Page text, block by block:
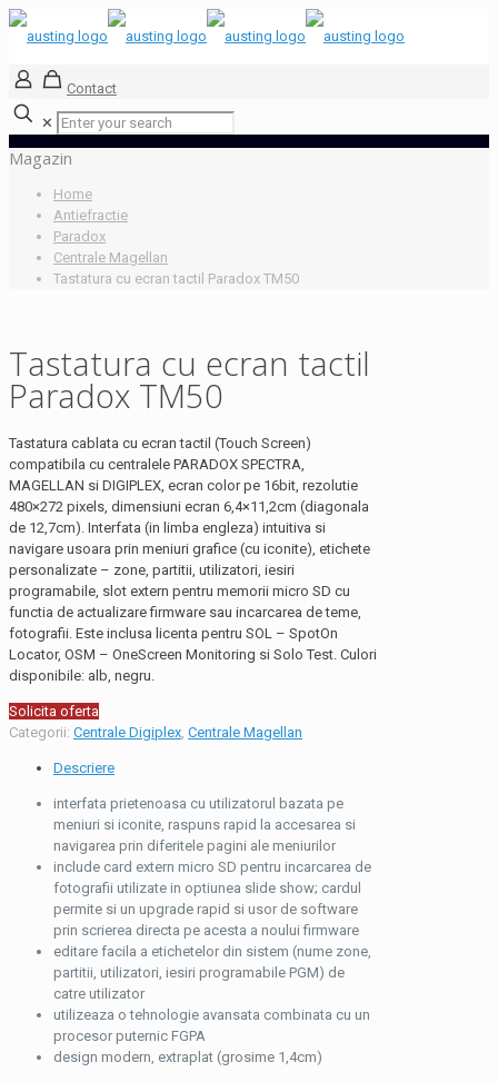
Contact
✕
Magazin
Home
Antiefractie
Paradox
Centrale Magellan
Tastatura cu ecran tactil Paradox TM50
Tastatura cu ecran tactil
Paradox TM50
Tastatura cablata cu ecran tactil (Touch Screen)
compatibila cu centralele PARADOX SPECTRA,
MAGELLAN si DIGIPLEX, ecran color pe 16bit, rezolutie
480×272 pixels, dimensiuni ecran 6,4×11,2cm (diagonala
de 12,7cm). Interfata (in limba engleza) intuitiva si
navigare usoara prin meniuri grafice (cu iconite), etichete
personalizate – zone, partitii, utilizatori, iesiri
programabile, slot extern pentru memorii micro SD cu
functia de actualizare firmware sau incarcarea de teme,
fotografii. Este inclusa licenta pentru SOL – SpotOn
Locator, OSM – OneScreen Monitoring si Solo Test. Culori
disponibile: alb, negru.
Solicita oferta
Categorii: Centrale Digiplex, Centrale Magellan
Descriere
interfata prietenoasa cu utilizatorul bazata pe
meniuri si iconite, raspuns rapid la accesarea si
navigarea prin diferitele pagini ale meniurilor
include card extern micro SD pentru incarcarea de
fotografii utilizate in optiunea slide show; cardul
permite si un upgrade rapid si usor de software
prin scrierea directa pe acesta a noului firmware
editare facila a etichetelor din sistem (nume zone,
partitii, utilizatori, iesiri programabile PGM) de
catre utilizator
utilizeaza o tehnologie avansata combinata cu un
procesor puternic FGPA
design modern, extraplat (grosime 1,4cm)